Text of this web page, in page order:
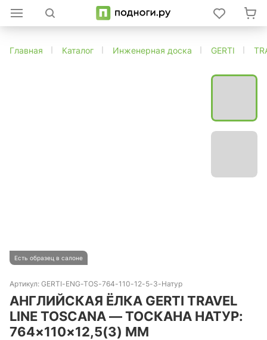
Главная Каталог Инженерная доска GERTI
Есть образец в салоне
Артикул: GERTI-ENG-TOS-764-110-12-5-3-Натур
АНГЛИЙСКАЯ ЁЛКА GERTI TRAVEL
LINE TOSCANA — ТОСКАНА НАТУР:
764×110×12,5(3) ММ